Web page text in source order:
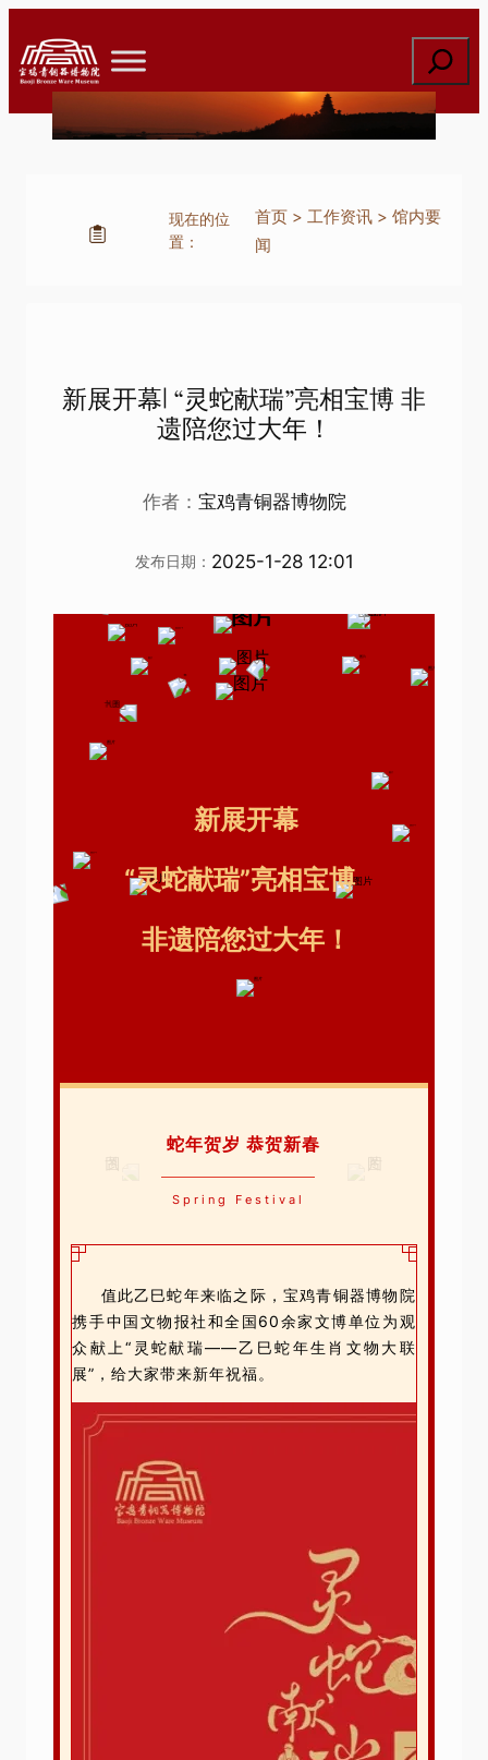
至
内
索
现在的位
置：
首页> 工作资讯> 馆内要
闻
新展开幕| “灵蛇献瑞”亮相宝博 非
遗陪您过大年！
作者： 宝鸡青铜器博物院
发布日期： 2025-1-28 12:01
新展开幕
“灵蛇献瑞”亮相宝博
非遗陪您过大年！
蛇年贺岁 恭贺新春
Spring Festival
值此乙巳蛇年来临之际，宝鸡青铜器博物院
携手中国文物报社和全国60余家文博单位为观
众献上“灵蛇献瑞——乙巳蛇年生肖文物大联
展”，给大家带来新年祝福。